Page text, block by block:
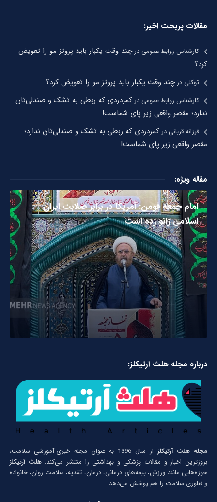
مقالات پربحت اخیر:
کارشناس روابط عمومیدرچند وقت یکبار باید پروتز مو را تعویض
کرد؟
توکلیدرچند وقت یکبار باید پروتز مو را تعویض کرد؟
کارشناس روابط عمومیدر کمردردی که ربطی به تشک و صندلی‌تان
ندارد؛ مقصر واقعی زیر پای شماست!
فرزانه قربانیدر کمردردی که ربطی به تشک و صندلی‌تان ندارد؛
مقصر واقعی زیر پای شماست!
مقاله ویژه:
امام جمعه فومن: آمریکا در برابر صلابت ایران
اسلامی زانو زده است
درباره مجله هلث آرتیکلز:
مجله هلث آرتیکلز
از سال 1396 به عنوان مجله خبری-آموزشی سلامت،
بروزترین اخبار و مقالات پزشکی و بهداشتی را منتشر می‌کند.هلث آرتیکلز
حوزه‌هایی مانند ورزش، بیمه‌های درمانی، درمان، تغذیه، سلامت روان، خانواده
و فناوری سلامت را هم پوشش می‌دهد.